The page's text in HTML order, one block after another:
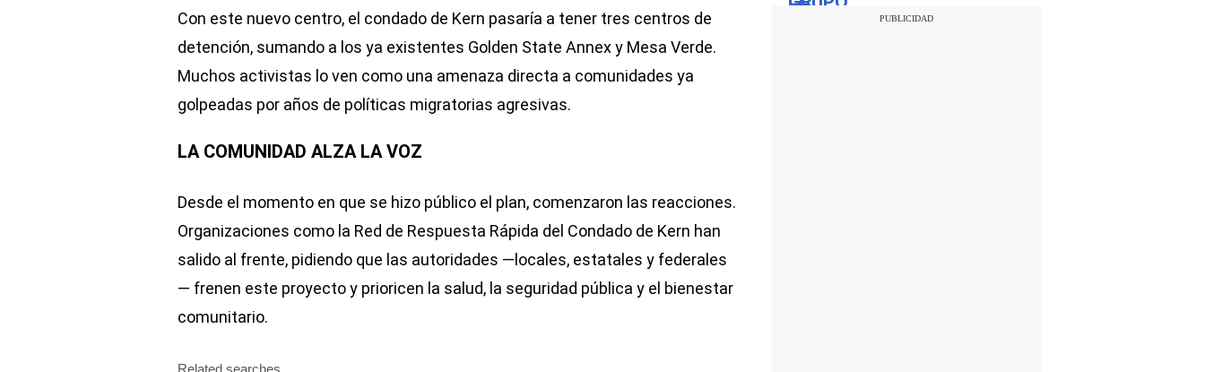
Con este nuevo centro, el condado de Kern pasaría a tener tres centros de
detención, sumando a los ya existentes Golden State Annex y Mesa Verde.
Muchos activistas lo ven como una amenaza directa a comunidades ya
golpeadas por años de políticas migratorias agresivas.
LA COMUNIDAD ALZA LA VOZ
Desde el momento en que se hizo público el plan, comenzaron las reacciones.
Organizaciones como la Red de Respuesta Rápida del Condado de Kern han
salido al frente, pidiendo que las autoridades —locales, estatales y federales
— frenen este proyecto y prioricen la salud, la seguridad pública y el bienestar
comunitario.